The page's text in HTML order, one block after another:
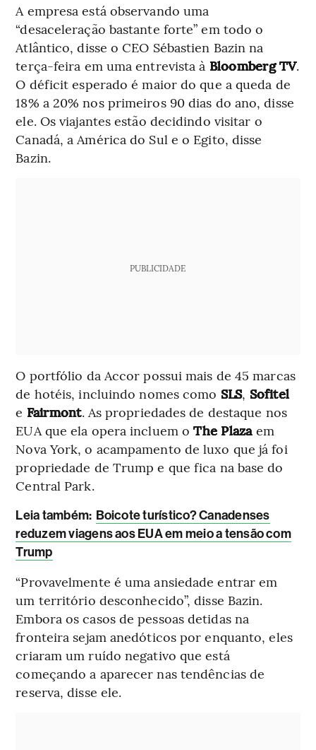
A empresa está observando uma
“desaceleração bastante forte” em todo o
Atlântico, disse o CEO Sébastien Bazin na
terça-feira em uma entrevista à Bloomberg TV.
O déficit esperado é maior do que a queda de
18% a 20% nos primeiros 90 dias do ano, disse
ele. Os viajantes estão decidindo visitar o
Canadá, a América do Sul e o Egito, disse
Bazin.
PUBLICIDADE
O portfólio da Accor possui mais de 45 marcas
de hotéis, incluindo nomes como SLS, Sofitel
e Fairmont. As propriedades de destaque nos
EUA que ela opera incluem o The Plazaem
Nova York, o acampamento de luxo que já foi
propriedade de Trump e que fica na base do
Central Park.
Leia também: Boicote turístico? Canadenses
reduzem viagens aos EUA em meio a tensão com
Trump
“Provavelmente é uma ansiedade entrar em
um território desconhecido”, disse Bazin.
Embora os casos de pessoas detidas na
fronteira sejam anedóticos por enquanto, eles
criaram um ruído negativo que está
começando a aparecer nas tendências de
reserva, disse ele.